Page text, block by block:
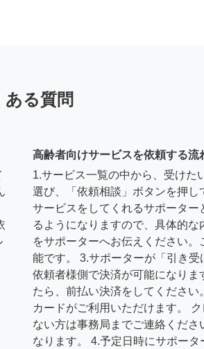
ある質問
高齢者向けサービスを依頼する流
1.サービス一覧の中から、受けた
選び、「依頼相談」ボタンを押し
サービスをしてくれるサポーター
るようになりますので、具体的
をサポーターへお伝えください
能です。 3.サポーターが「引き受
依頼者様側で決済が可能になりま
たら、前払い決済をしてください
カードがご利用いただけます。
ない方は事務局までご連絡くださ
なります。 4.予定日時にサポー